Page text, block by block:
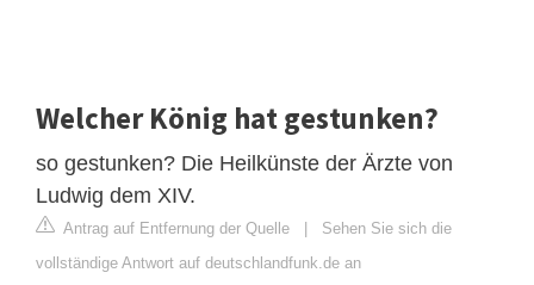
Welcher König hat gestunken?
so gestunken? Die Heilkünste der Ärzte von
Ludwig dem XIV.
Antrag auf Entfernung der Quelle | Sehen Sie sich die
vollständige Antwort auf deutschlandfunk.de an